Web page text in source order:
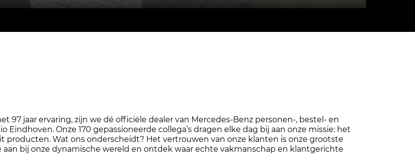
Mute Settings
Enter
97 jaar ervaring, zijn we dé officiële dealer van Mercedes-Benz personen-, bestel- en
Onze 170 gepassioneerde collega’s dragen elke dag bij aan onze missie: het
Wat ons onderscheidt? Het vertrouwen van onze klanten is onze grootste
aan bij onze dynamische wereld en ontdek waar echte vakmanschap en klantgerichte